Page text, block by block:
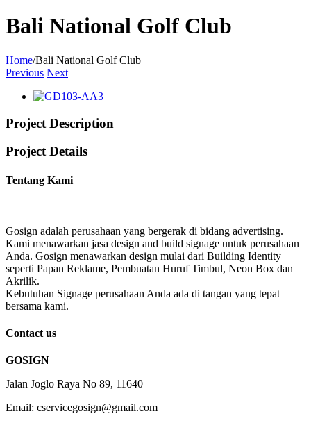
Bali National Golf Club
Home/Bali National Golf Club
Previous Next
Project Description
Project Details
Tentang Kami
Gosign adalah perusahaan yang bergerak di bidang advertising.
Kami menawarkan jasa design and build signage untuk perusahaan
Anda. Gosign menawarkan design mulai dari Building Identity
seperti Papan Reklame, Pembuatan Huruf Timbul, Neon Box dan
Akrilik.
Kebutuhan Signage perusahaan Anda ada di tangan yang tepat
bersama kami.
Contact us
GOSIGN
Jalan Joglo Raya No 89, 11640
Email: cservicegosign@gmail.com